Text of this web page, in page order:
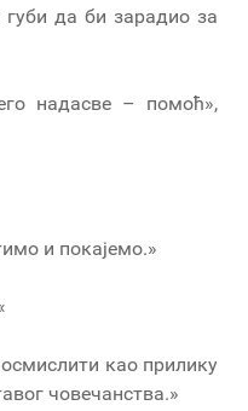
да би зарадио за
надасве – помоћ»,
и покајемо.»
као прилику
човечанства.»